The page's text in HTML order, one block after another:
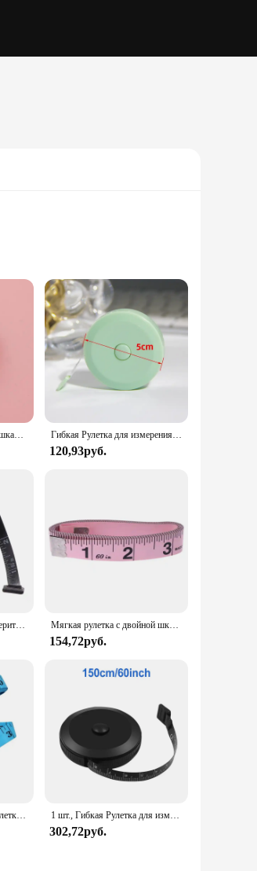
ergonomic design ensures a
the dimensions of a room to
easy to carry around, and the
achieving accurate measurements
losing its shape, making it a
effective choice for both wholesale
accurate measurements, and
Мягкая рулетка, двойная шкала, гибкая линейка для шитья тела для похудения, медицинское измерение тела, шитье, портной, ремесло Гибкая Рулетка для измерения, 1,5/2 м, 60/79 дюймов
120,93руб.
Черная мягкая лента, измерительный диапазон 1,5 м для измерения тела, тканевая измерительная лента для врачей, двухсторонний Мягкая рулетка с двойной шкалой для шитья тела, гибкая линейка для похудения, 60 дюймов
154,72руб.
1,5 м фотометрическая рулетка для шитья, миниатюрная мягкая плоская линейка, сантиметр, измерительная лента для шитья 1 шт., Гибкая Рулетка для измерения веса, 5 м
302,72руб.